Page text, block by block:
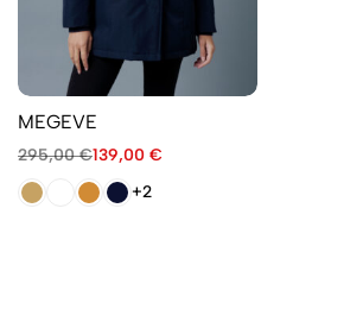
MEGEVE
295,00€139,00 €
+2